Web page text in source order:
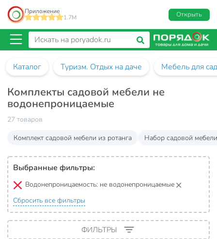
Приложение
1.7M
Открыть
Каталог Туризм. Отдых на даче Мебель для
Комплекты садовой мебели не
водонепроницаемые
27 товаров
Комплект садовой мебели из ротанга
Набор садовой
Выбранные фильтры:
Водонепроницаемость: не водонепроницаемые
Сбросить все фильтры
ФИЛЬТРЫ